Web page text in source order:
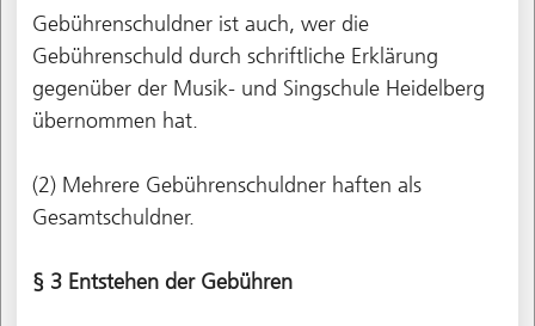
Gebührenschuldner ist auch, wer die
Gebührenschuld durch schriftliche Erklärung
gegenüber der Musik- und Singschule Heidelberg
übernommen hat.
(2) Mehrere Gebührenschuldner haften als
Gesamtschuldner.
§ 3 Entstehen der Gebühren